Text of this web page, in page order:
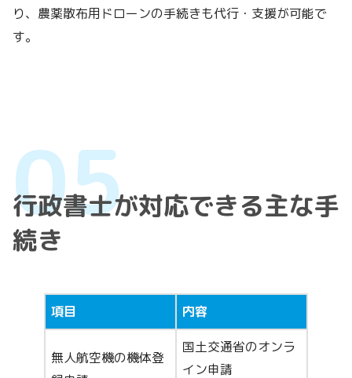
り、農薬散布用ドローンの手続きも代行・支援が可能で
す。
行政書士が対応できる主な手
続き
項目 内容
無人航空機の機体登
国土交通省のオンラ
イン申請